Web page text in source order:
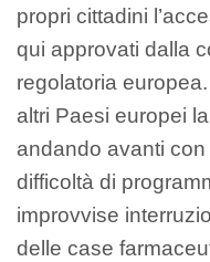
propri cittadini
qui approvati dalla
regolatoria
altri Paesi europei
andando avanti
difficoltà di
improvvise
delle case